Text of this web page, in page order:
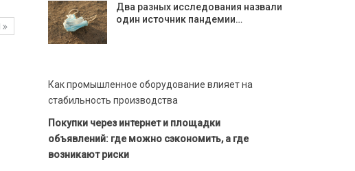
Два разных исследования назвали
один источник пандемии…
Как промышленное оборудование влияет на
стабильность производства
Покупки через интернет и площадки
объявлений: где можно сэкономить, а где
возникают риски